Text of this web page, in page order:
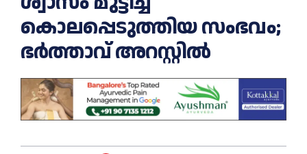
കൊലപ്പെടുത്തിയ സംഭവം;
ഭര്‍ത്താവ് അറസ്റ്റില്‍